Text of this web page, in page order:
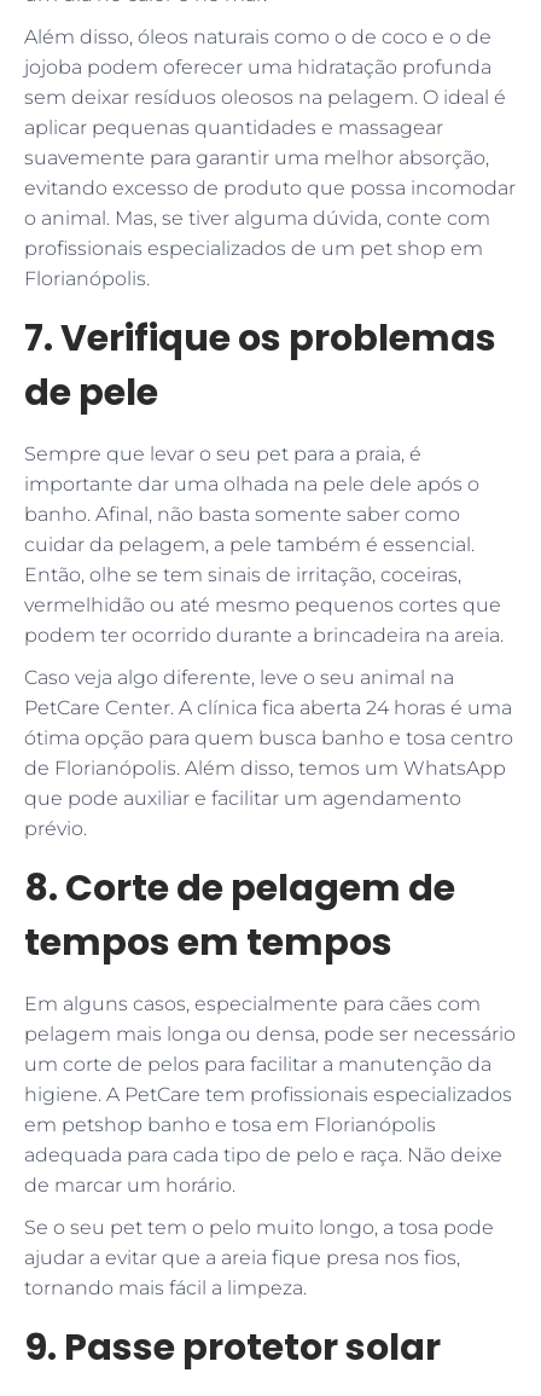
Além disso, óleos naturais como o de coco e o de
jojoba podem oferecer uma hidratação profunda
sem deixar resíduos oleosos na pelagem. O ideal é
aplicar pequenas quantidades e massagear
suavemente para garantir uma melhor absorção,
evitando excesso de produto que possa incomodar
o animal. Mas, se tiver alguma dúvida, conte com
profissionais especializados de um pet shop em
Florianópolis.
7. Verifique os problemas
de pele
Sempre que levar o seu pet para a praia, é
importante dar uma olhada na pele dele após o
banho. Afinal, não basta somente saber como
cuidar da pelagem, a pele também é essencial.
Então, olhe se tem sinais de irritação, coceiras,
vermelhidão ou até mesmo pequenos cortes que
podem ter ocorrido durante a brincadeira na areia.
Caso veja algo diferente, leve o seu animal na
PetCare Center. A clínica fica aberta 24 horas é uma
ótima opção para quem busca banho e tosa centro
de Florianópolis. Além disso, temos um WhatsApp
que pode auxiliar e facilitar um agendamento
prévio.
8. Corte de pelagem de
tempos em tempos
Em alguns casos, especialmente para cães com
pelagem mais longa ou densa, pode ser necessário
um corte de pelos para facilitar a manutenção da
higiene. A PetCare tem profissionais especializados
em petshop banho e tosa em Florianópolis
adequada para cada tipo de pelo e raça. Não deixe
de marcar um horário.
Se o seu pet tem o pelo muito longo, a tosa pode
ajudar a evitar que a areia fique presa nos fios,
tornando mais fácil a limpeza.
9. Passe protetor solar